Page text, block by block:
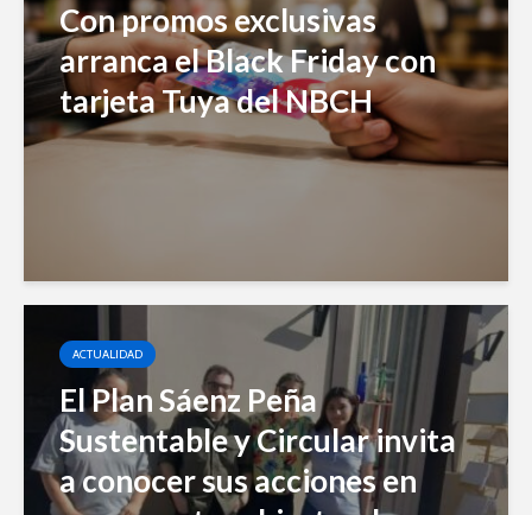
Con promos exclusivas
arranca el Black Friday con
tarjeta Tuya del NBCH
ACTUALIDAD
El Plan Sáenz Peña
Sustentable y Circular invita
a conocer sus acciones en